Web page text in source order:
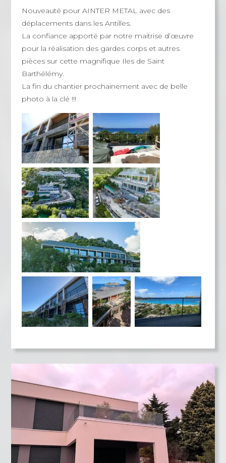
Nouveauté pour AINTER METAL avec des
déplacements dans les Antilles.
La confiance apporté par notre maitrise d’œuvre
pour la réalisation des gardes corps et autres
pièces sur cette magnifique Iles de Saint
Barthélémy.
La fin du chantier prochainement avec de belle
photo à la clé !!!